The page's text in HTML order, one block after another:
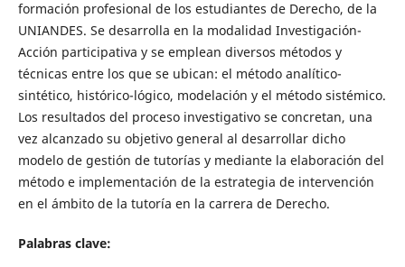
formación profesional de los estudiantes de Derecho, de la
UNIANDES. Se desarrolla en la modalidad Investigación-
Acción participativa y se emplean diversos métodos y
técnicas entre los que se ubican: el método analítico-
sintético, histórico-lógico, modelación y el método sistémico.
Los resultados del proceso investigativo se concretan, una
vez alcanzado su objetivo general al desarrollar dicho
modelo de gestión de tutorías y mediante la elaboración del
método e implementación de la estrategia de intervención
en el ámbito de la tutoría en la carrera de Derecho.
Palabras clave: